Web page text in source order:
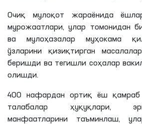
Очиқ мулоқот жараёнида
мурожаатлари, улар томонидан
ва мулоҳазалар муҳокама
ўзларини қизиқтирган
беришди ва тегишли соҳалар
олишди.
400 нафардан ортиқ ёш қамраб
талабалар ҳуқуқлари,
манфаатларини таъминлаш,